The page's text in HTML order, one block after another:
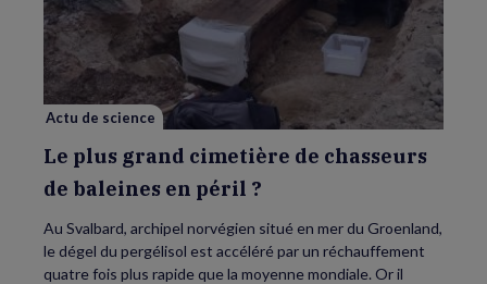
grand
cimetière
chasseurs
de
baleines
en
?
Actu de science
Le plus grand cimetière de chasseurs
de baleines en péril ?
Au Svalbard, archipel norvégien situé en mer du Groenland,
le dégel du pergélisol est accéléré par un réchauffement
quatre fois plus rapide que la moyenne mondiale. Or il